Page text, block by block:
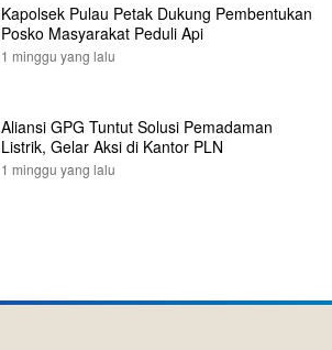
Kapolsek Pulau Petak Dukung Pembentukan
Posko Masyarakat Peduli Api
1 minggu yang lalu
Aliansi GPG Tuntut Solusi Pemadaman
Listrik, Gelar Aksi di Kantor PLN
1 minggu yang lalu